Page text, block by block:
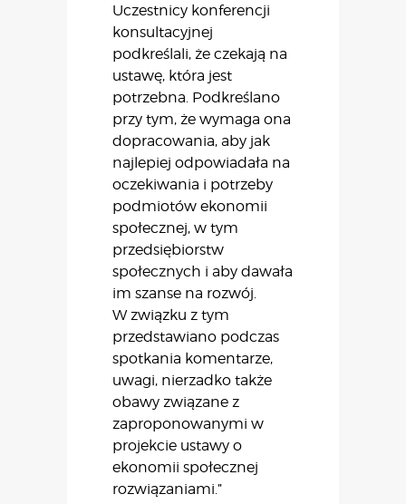
Uczestnicy konferencji
konsultacyjnej
podkreślali, że czekają na
ustawę, która jest
potrzebna. Podkreślano
przy tym, że wymaga ona
dopracowania, aby jak
najlepiej odpowiadała na
oczekiwania i potrzeby
podmiotów ekonomii
społecznej, w tym
przedsiębiorstw
społecznych i aby dawała
im szanse na rozwój.
W związku z tym
przedstawiano podczas
spotkania komentarze,
uwagi, nierzadko także
obawy związane z
zaproponowanymi w
projekcie ustawy o
ekonomii społecznej
rozwiązaniami.”